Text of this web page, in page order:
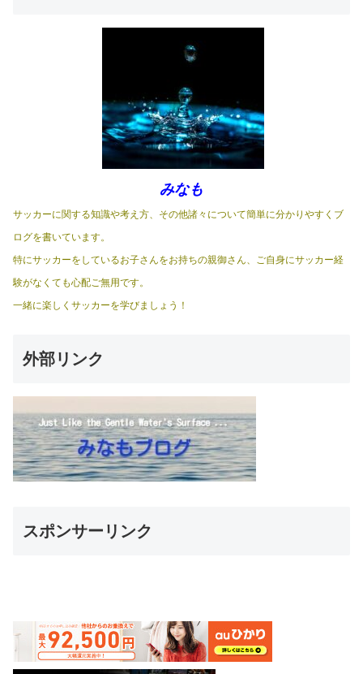
みなも
サッカーに関する知識や考え方、その他諸々について簡単に分かりやすくブ
ログを書いています。
特にサッカーをしているお子さんをお持ちの親御さん、ご自身にサッカー経
験がなくても心配ご無用です。
一緒に楽しくサッカーを学びましょう！
外部リンク
スポンサーリンク